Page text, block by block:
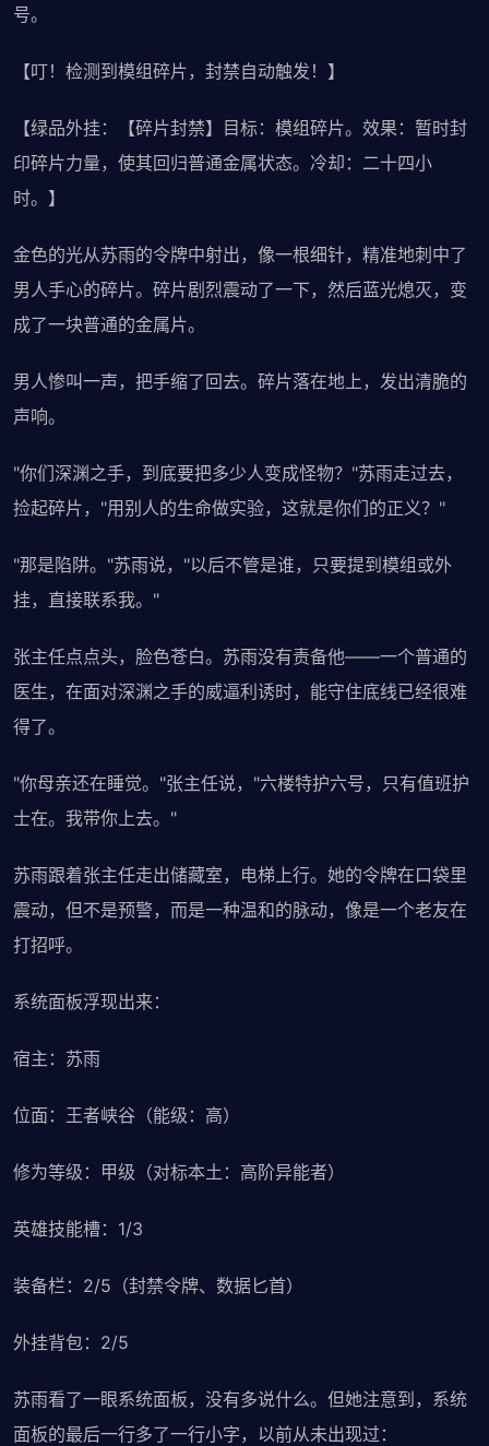
号。
【叮！检测到模组碎片，封禁自动触发！】
【绿品外挂：【碎片封禁】目标：模组碎片。效果：暂时封
印碎片力量，使其回归普通金属状态。冷却：二十四小
时。】
金色的光从苏雨的令牌中射出，像一根细针，精准地刺中了
男人手心的碎片。碎片剧烈震动了一下，然后蓝光熄灭，变
成了一块普通的金属片。
男人惨叫一声，把手缩了回去。碎片落在地上，发出清脆的
声响。
"你们深渊之手，到底要把多少人变成怪物？"苏雨走过去，
捡起碎片，"用别人的生命做实验，这就是你们的正义？"
"那是陷阱。"苏雨说，"以后不管是谁，只要提到模组或外
挂，直接联系我。"
张主任点点头，脸色苍白。苏雨没有责备他——一个普通的
医生，在面对深渊之手的威逼利诱时，能守住底线已经很难
得了。
"你母亲还在睡觉。"张主任说，"六楼特护六号，只有值班护
士在。我带你上去。"
苏雨跟着张主任走出储藏室，电梯上行。她的令牌在口袋里
震动，但不是预警，而是一种温和的脉动，像是一个老友在
打招呼。
系统面板浮现出来：
宿主：苏雨
位面：王者峡谷（能级：高）
修为等级：甲级（对标本土：高阶异能者）
英雄技能槽：1/3
装备栏：2/5（封禁令牌、数据匕首）
外挂背包：2/5
苏雨看了一眼系统面板，没有多说什么。但她注意到，系统
面板的最后一行多了一行小字，以前从未出现过：